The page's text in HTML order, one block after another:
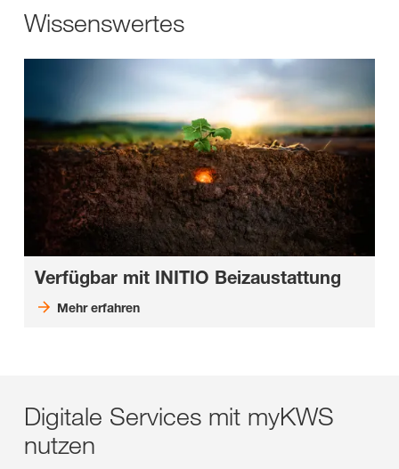
Wissenswertes
Verfügbar mit INITIO Beizaustattung
Mehr erfahren
Digitale Services mit myKWS
nutzen